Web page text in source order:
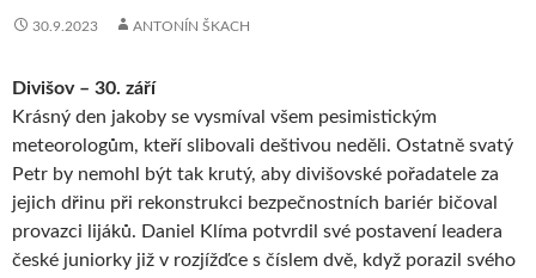
30.9.2023 ANTONÍN ŠKACH
Divišov – 30. září
Krásný den jakoby se vysmíval všem pesimistickým
meteorologům, kteří slibovali deštivou neděli. Ostatně svatý
Petr by nemohl být tak krutý, aby divišovské pořadatele za
jejich dřinu při rekonstrukci bezpečnostních bariér bičoval
provazci lijáků. Daniel Klíma potvrdil své postavení leadera
české juniorky již v rozjížďce s číslem dvě, když porazil svého